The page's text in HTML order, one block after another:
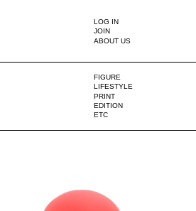
LOG IN
JOIN
ABOUT US
FIGURE
LIFESTYLE
PRINT
EDITION
ETC